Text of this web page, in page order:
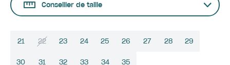
Conseiller de taille
21 22 23 24 25 26 27 28 29
30 31 32 33 34 35